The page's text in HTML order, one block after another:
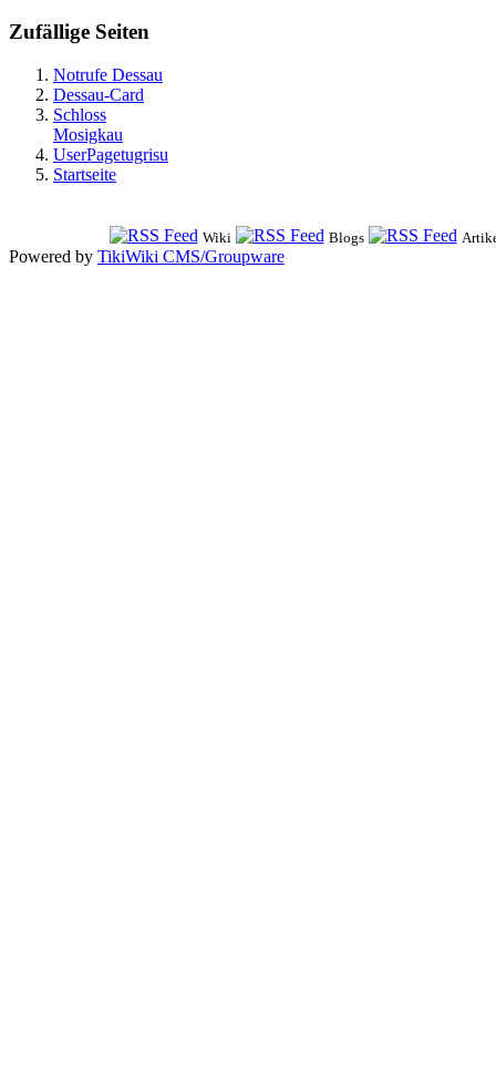
Zufällige Seiten
Notrufe Dessau
Dessau-Card
Schloss
Mosigkau
UserPagetugrisu
Startseite
Wiki Blogs
Powered by TikiWiki CMS/Groupware